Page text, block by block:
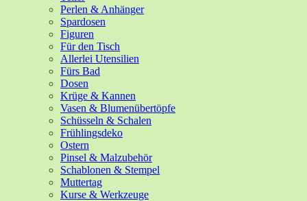
Perlen & Anhänger
Spardosen
Figuren
Für den Tisch
Allerlei Utensilien
Fürs Bad
Dosen
Krüge & Kannen
Vasen & Blumenübertöpfe
Schüsseln & Schalen
Frühlingsdeko
Ostern
Pinsel & Malzubehör
Schablonen & Stempel
Muttertag
Kurse & Werkzeuge